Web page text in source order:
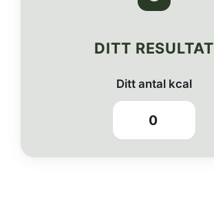
DITT RESULTAT
Ditt antal kcal
0